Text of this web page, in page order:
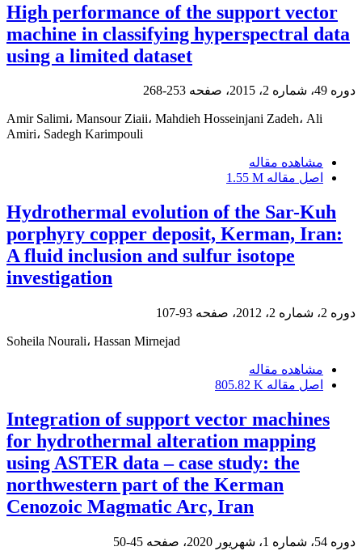
High performance of the support vector
machine in classifying hyperspectral data
using a limited dataset
دوره 49، شماره 2، 2015، صفحه 253-268
Amir Salimi، Mansour Ziaii، Mahdieh Hosseinjani Zadeh، Ali
Amiri، Sadegh Karimpouli
مشاهده مقاله
اصل مقاله 1.55 M
Hydrothermal evolution of the Sar-Kuh
porphyry copper deposit, Kerman, Iran:
A fluid inclusion and sulfur isotope
investigation
دوره 2، شماره 2، 2012، صفحه 93-107
Soheila Nourali، Hassan Mirnejad
مشاهده مقاله
اصل مقاله 805.82 K
Integration of support vector machines
for hydrothermal alteration mapping
using ASTER data – case study: the
northwestern part of the Kerman
Cenozoic Magmatic Arc, Iran
دوره 54، شماره 1، شهریور 2020، صفحه 45-50